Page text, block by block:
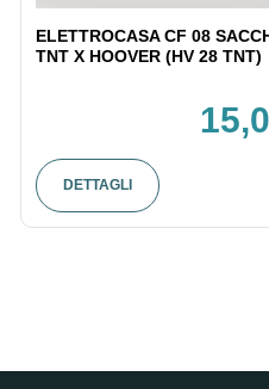
ELETTROCASA CF 08
TNT X HOOVER (HV 28 TNT)
DETTAGLI